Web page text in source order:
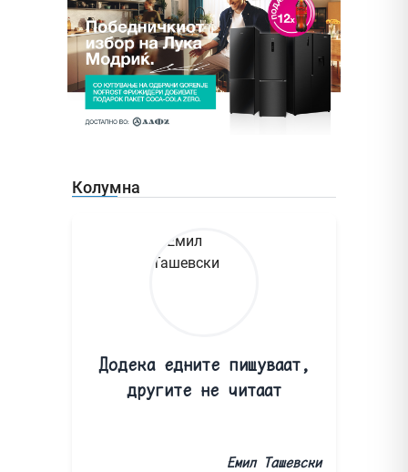
Колумна
Додека едните пишуваат,
другите не читаат
Емил Ташевски